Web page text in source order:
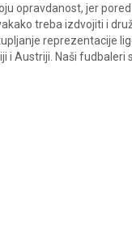
opravdanost, jer pored
treba izdvojiti i
reprezentacije
i Austriji. Naši fudbaleri